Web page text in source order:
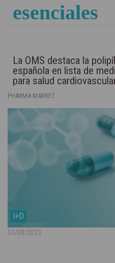
esenciales
La OMS destaca la
española en lista de
para salud
PHARMA MARKET
I+D
03/08/2023